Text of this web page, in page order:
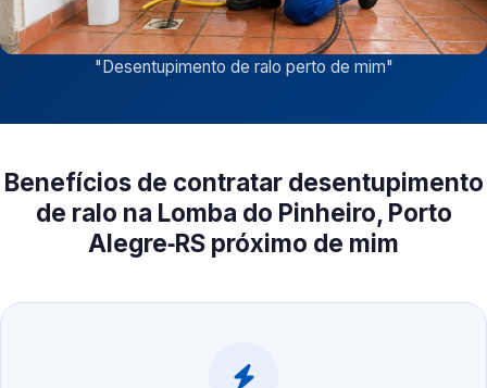
"Desentupimento de ralo perto de mim"
Benefícios de contratar desentupimento
de ralo na Lomba do Pinheiro, Porto
Alegre‑RS próximo de mim